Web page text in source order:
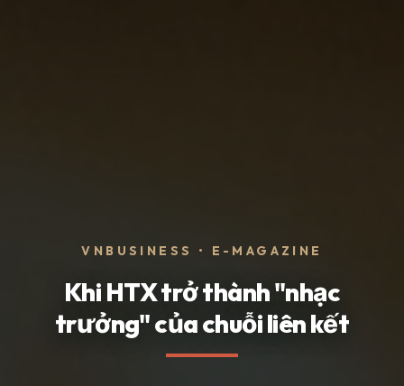
VNBUSINESS • E-MAGAZINE
Khi HTX trở thành "nhạc
trưởng" của chuỗi liên kết